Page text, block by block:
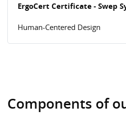
ErgoCert Certificate - Swep
Human-Centered Design
Components of